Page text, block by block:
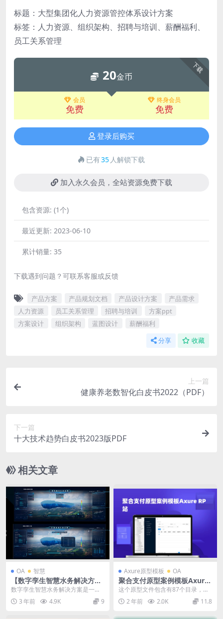
标题：大型集团化人力资源管控体系设计方案
标签：人力资源、组织架构、招聘与培训、薪酬福利、
员工关系管理
下载
20金币
会员
免费
终身会员
免费
登录后购买
已有35 人解锁下载
加入永久会员，全站资源免费下载
包含资源: (1个)
最近更新: 2023-06-10
累计销量: 35
下载遇到问题？可联系客服或反馈
产品方案 产品规划文档 产品设计方案
产品需求
人力资源
员工关系管理 招聘与培训
方案ppt
方案设计
组织架构 蓝图设计 薪酬福利
分享 收藏
上一篇
健康养老数智化白皮书2022（PDF）
下一篇
十大技术趋势白皮书2023版PDF
相关文章
OA 智慧
【数字孪生智慧水务解决方
案】方案PPT下载
数字孪生智慧水务解决方案是一种
基于数字孪生技术和物联网技术的
水务管理系统。该方案...
3 年前 4.9K 9
Axure原型模板 OA
聚合支付原型案例模板Axure
RP源文件下载
这个原型文件包含有87个目录，主
要内容如下： 1. 交易管理 2. 交易订
单查询...
2 年前 2.0K 11.8